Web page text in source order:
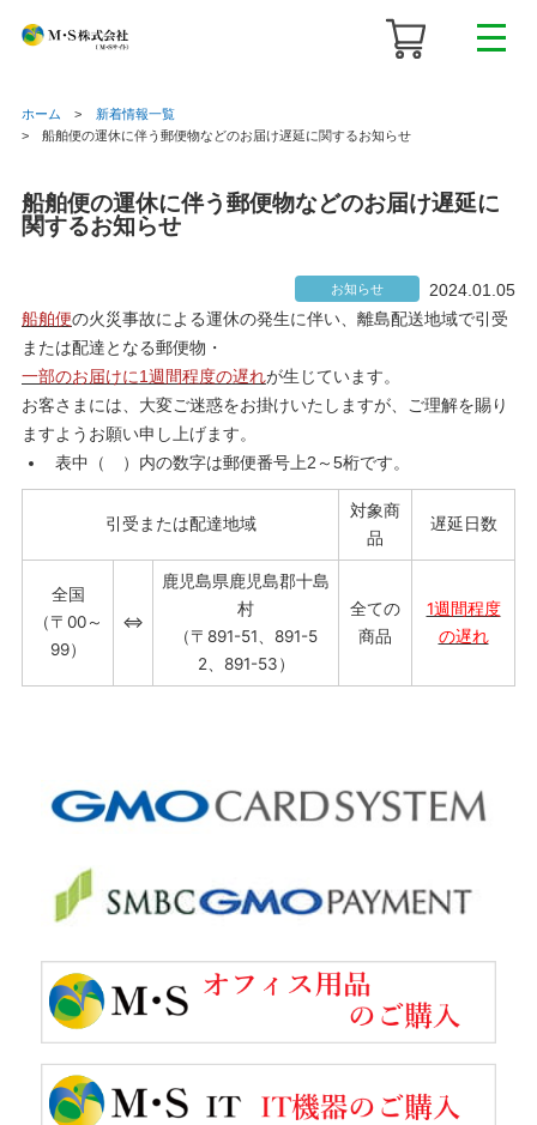
ホーム
新着情報一覧
船舶便の運休に伴う郵便物などのお届け遅延に関するお知らせ
船舶便の運休に伴う郵便物などのお届け遅延に
関するお知らせ
お知らせ
2024.01.05
船舶便の火災事故による運休の発生に伴い、離島配送地域で引受
または配達となる郵便物・
一部のお届けに 1週間程度の遅れが生じています。
お客さまには、大変ご迷惑をお掛けいたしますが、ご理解を賜り
ますようお願い申し上げます。
表中（ ）内の数字は郵便番号上2～5桁です。
引受または配達地域
対象商
品
遅延日数
全国
（〒00～
99）
⇔
鹿児島県鹿児島郡十島
村
（〒891-51、891-5
2、891-53）
全ての
商品
1週間程度
の遅れ